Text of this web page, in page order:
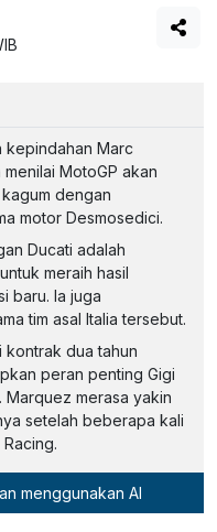
kepindahan Marc
MotoGP akan
dengan
motor Desmosedici.
Ducati adalah
meraih hasil
baru. Ia juga
tim asal Italia tersebut.
kontrak dua tahun
peran penting Gigi
merasa yakin
setelah beberapa kali
menggunakan AI